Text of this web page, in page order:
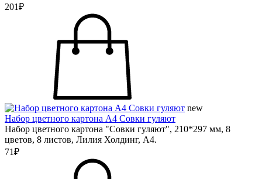
201₽
new
Набор цветного картона А4 Совки гуляют
Набор цветного картона "Совки гуляют", 210*297 мм, 8
цветов, 8 листов, Лилия Холдинг, А4.
71₽